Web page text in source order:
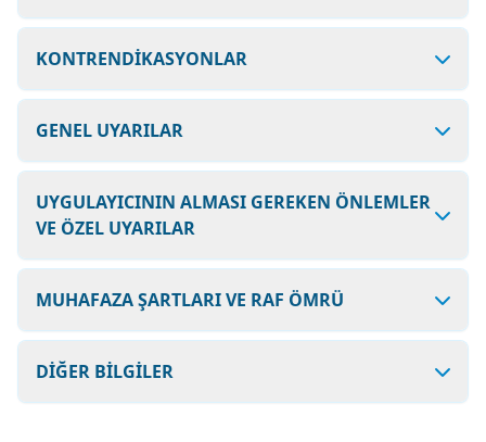
KONTRENDİKASYONLAR
GENEL UYARILAR
UYGULAYICININ ALMASI GEREKEN ÖNLEMLER
VE ÖZEL UYARILAR
MUHAFAZA ŞARTLARI VE RAF ÖMRÜ
DİĞER BİLGİLER